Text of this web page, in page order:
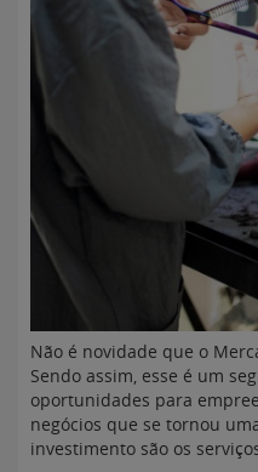
Não é novidade que o
Sendo assim, esse é um
oportunidades para
negócios que se tornou
investimento são os